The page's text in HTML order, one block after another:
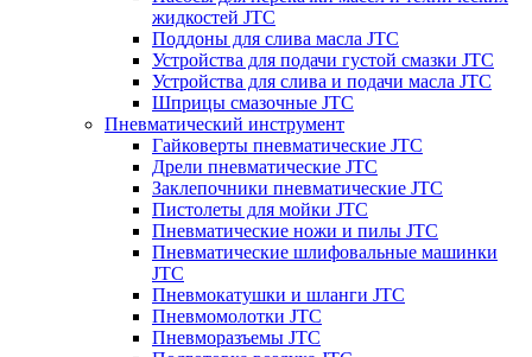
жидкостей JTC
Поддоны для слива масла JTC
Устройства для подачи густой смазки JTC
Устройства для слива и подачи масла JTC
Шприцы смазочные JTC
Пневматический инструмент
Гайковерты пневматические JTC
Дрели пневматические JTC
Заклепочники пневматические JTC
Пистолеты для мойки JTC
Пневматические ножи и пилы JTC
Пневматические шлифовальные машинки
JTC
Пневмокатушки и шланги JTC
Пневмомолотки JTC
Пневморазъемы JTC